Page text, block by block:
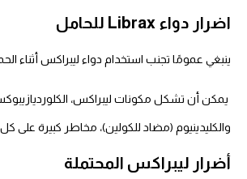
اضرار دواء Librax للحامل
ينبغي عمومًا تجنب استخدام دواء ليبراكس أثناء
يمكن أن تشكل مكونات ليبراكس،
والكليدينيوم (مضاد للكولين)، مخاطر كبيرة على
أضرار ليبراكس المحتملة